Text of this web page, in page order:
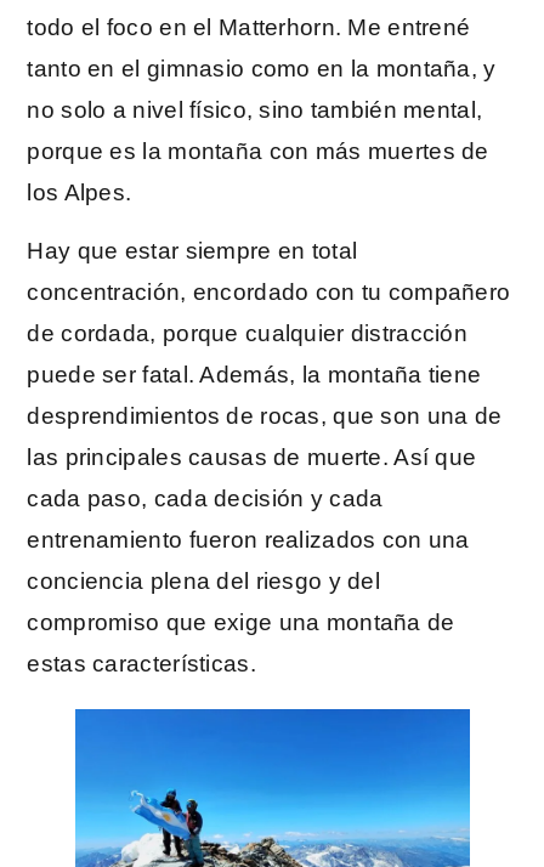
todo el foco en el Matterhorn. Me entrené
tanto en el gimnasio como en la montaña, y
no solo a nivel físico, sino también mental,
porque es la montaña con más muertes de
los Alpes.
Hay que estar siempre en total
concentración, encordado con tu compañero
de cordada, porque cualquier distracción
puede ser fatal. Además, la montaña tiene
desprendimientos de rocas, que son una de
las principales causas de muerte. Así que
cada paso, cada decisión y cada
entrenamiento fueron realizados con una
conciencia plena del riesgo y del
compromiso que exige una montaña de
estas características.